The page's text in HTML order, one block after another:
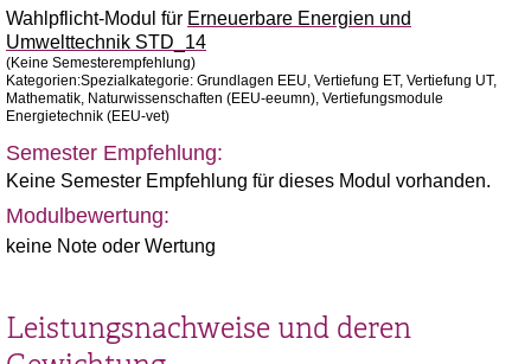
Wahlpflicht-Modul für Erneuerbare Energien und
Umwelttechnik STD_14
(Keine Semesterempfehlung)
Kategorien:Spezialkategorie: Grundlagen EEU, Vertiefung ET, Vertiefung UT,
Mathematik, Naturwissenschaften (EEU-eeumn), Vertiefungsmodule
Energietechnik (EEU-vet)
Semester Empfehlung:
Keine Semester Empfehlung für dieses Modul vorhanden.
Modulbewertung:
keine Note oder Wertung
Leistungsnachweise und deren